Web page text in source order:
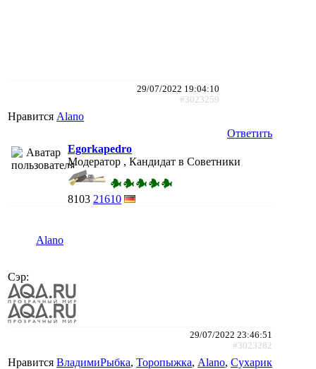
29/07/2022 19:04:10
#3023259
Нравится Alano
Ответить
Egorkapedro
Модератор , Кандидат в Советники
8103 21610
Alano
Сэр:
29/07/2022 23:46:51
#3023282
Нравится ВладимиРыбка, Торопыжка, Alano, Сухарик